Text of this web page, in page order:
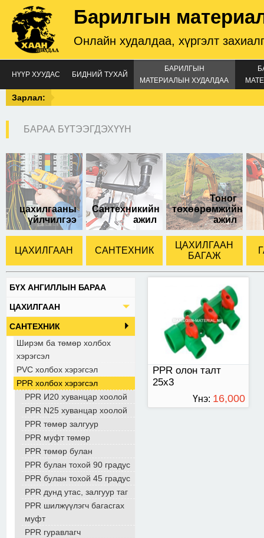
Барилгын
Онлайн худалдаа, хүргэлт
НҮҮР ХУУДАС БИДНИЙ ТУХАЙ
БАРИЛГЫН
МАТЕРИАЛЫН ХУДАЛДАА
Зарлал:
БАРАА БҮТЭЭГДЭХҮҮН
цахилгааны
үйлчилгээ
Сантехникийн
ажил
Тоног
төхөөрөмжийн
ажил
ЦАХИЛГААН САНТЕХНИК
ЦАХИЛГААН
БАГАЖ
БҮХ АНГИЛЛЫН БАРАА
ЦАХИЛГААН
САНТЕХНИК
Ширэм ба төмөр холбох
хэрэгсэл
PVC холбох хэрэгсэл
PPR холбох хэрэгсэл
PPR И20 хуванцар хоолой
PPR N25 хуванцар хоолой
PPR төмөр залгуур
PPR муфт төмөр
PPR төмөр булан
PPR булан тохой 90 градус
PPR булан тохой 45 градус
PPR дунд утас, залгуур таг
PPR шилжүүлэгч багасгах
муфт
PPR гуравлагч
PPR олон талт
25х3
Үнэ: 16,000